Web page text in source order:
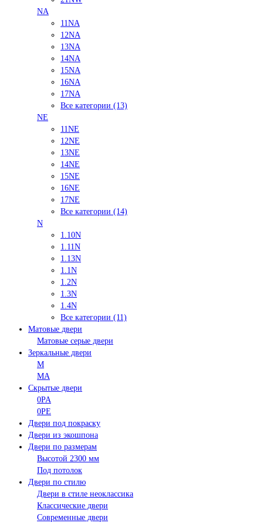
NA
11NA
12NA
13NA
14NA
15NA
16NA
17NA
Все категории (13)
NE
11NE
12NE
13NE
14NE
15NE
16NE
17NE
Все категории (14)
N
1.10N
1.11N
1.13N
1.1N
1.2N
1.3N
1.4N
Все категории (11)
Матовые двери
Матовые серые двери
Зеркальные двери
M
MA
Скрытые двери
0PA
0PE
Двери под покраску
Двери из экошпона
Двери по размерам
Высотой 2300 мм
Под потолок
Двери по стилю
Двери в стиле неоклассика
Классические двери
Современные двери